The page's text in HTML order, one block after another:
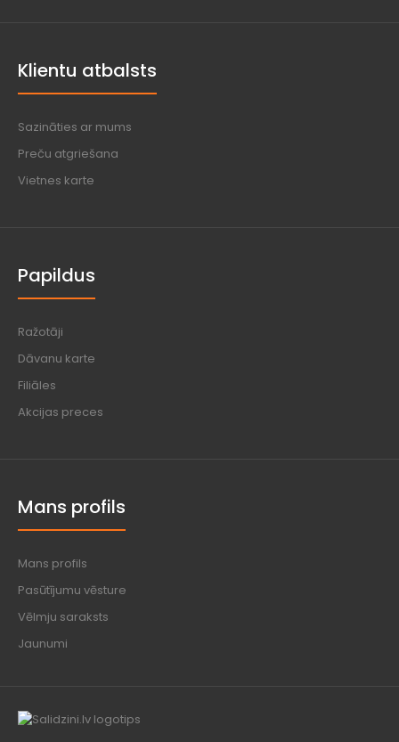
Klientu atbalsts
Sazināties ar mums
Preču atgriešana
Vietnes karte
Papildus
Ražotāji
Dāvanu karte
Filiāles
Akcijas preces
Mans profils
Mans profils
Pasūtījumu vēsture
Vēlmju saraksts
Jaunumi